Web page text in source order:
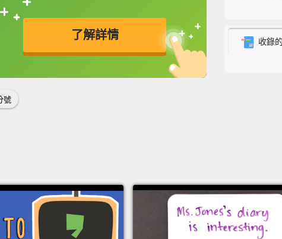
了解詳情
接查字典喔！
英
號
很困惑。
處。它比
though
sentence,
But then
收錄